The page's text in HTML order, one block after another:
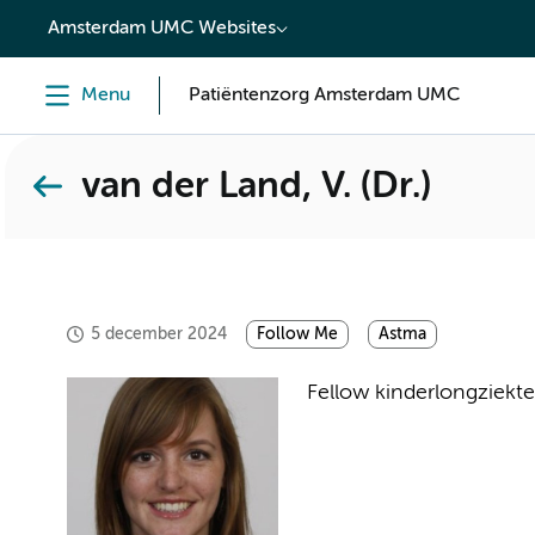
content
Amsterdam UMC Websites
Menu Patiëntenzorg Amsterdam UMC
van der Land, V. (Dr.)
5 december 2024 Follow Me Astma
Fellow